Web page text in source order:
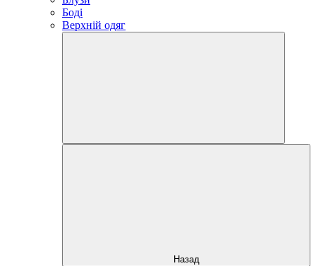
Боді
Верхній одяг
Назад